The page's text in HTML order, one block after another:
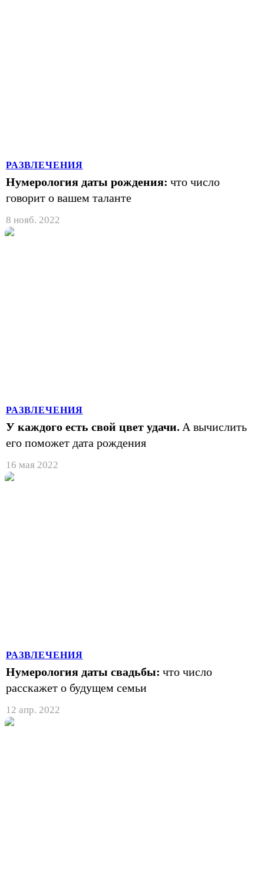
РАЗВЛЕЧЕНИЯ
Нумерология даты рождения: что число
говорит о вашем таланте
8 нояб. 2022
РАЗВЛЕЧЕНИЯ
У каждого есть свой цвет удачи. А вычислить
его поможет дата рождения
16 мая 2022
РАЗВЛЕЧЕНИЯ
Нумерология даты свадьбы: что число
расскажет о будущем семьи
12 апр. 2022